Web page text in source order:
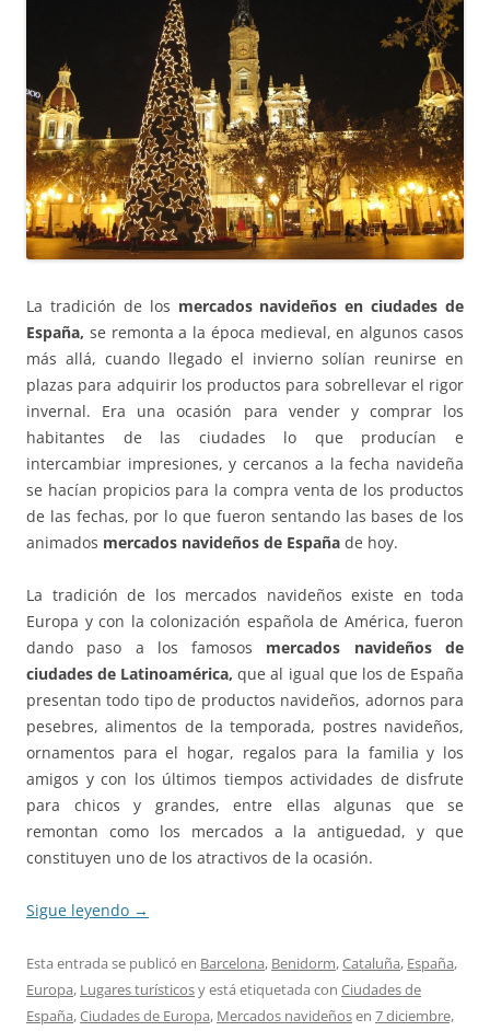
La tradición de los mercados navideños en ciudades de
España, se remonta a la época medieval, en algunos casos
más allá, cuando llegado el invierno solían reunirse en
plazas para adquirir los productos para sobrellevar el rigor
invernal. Era una ocasión para vender y comprar los
habitantes de las ciudades lo que producían e
intercambiar impresiones, y cercanos a la fecha navideña
se hacían propicios para la compra venta de los productos
de las fechas, por lo que fueron sentando las bases de los
animados mercados navideños de España de hoy.
La tradición de los mercados navideños existe en toda
Europa y con la colonización española de América, fueron
dando paso a los famosos mercados navideños de
ciudades de Latinoamérica,que al igual que los de España
presentan todo tipo de productos navideños, adornos para
pesebres, alimentos de la temporada, postres navideños,
ornamentos para el hogar, regalos para la familia y los
amigos y con los últimos tiempos actividades de disfrute
para chicos y grandes, entre ellas algunas que se
remontan como los mercados a la antiguedad, y que
constituyen uno de los atractivos de la ocasión.
Sigue leyendo →
Esta entrada se publicó en Barcelona, Benidorm,Cataluña, España,
Europa, Lugares turísticosy está etiquetada con Ciudades de
España,Ciudades de Europa, Mercados navideñosen 7 diciembre,